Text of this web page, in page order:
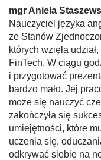
mgr Aniela
Nauczyciel języka
ze Stanów
których wzięła
FinTech. W ciągu
i przygotować
bardzo mało. Jej
może się nauczyć
zakończyła się
umiejętności, które
uczenia się,
odkrywać siebie na